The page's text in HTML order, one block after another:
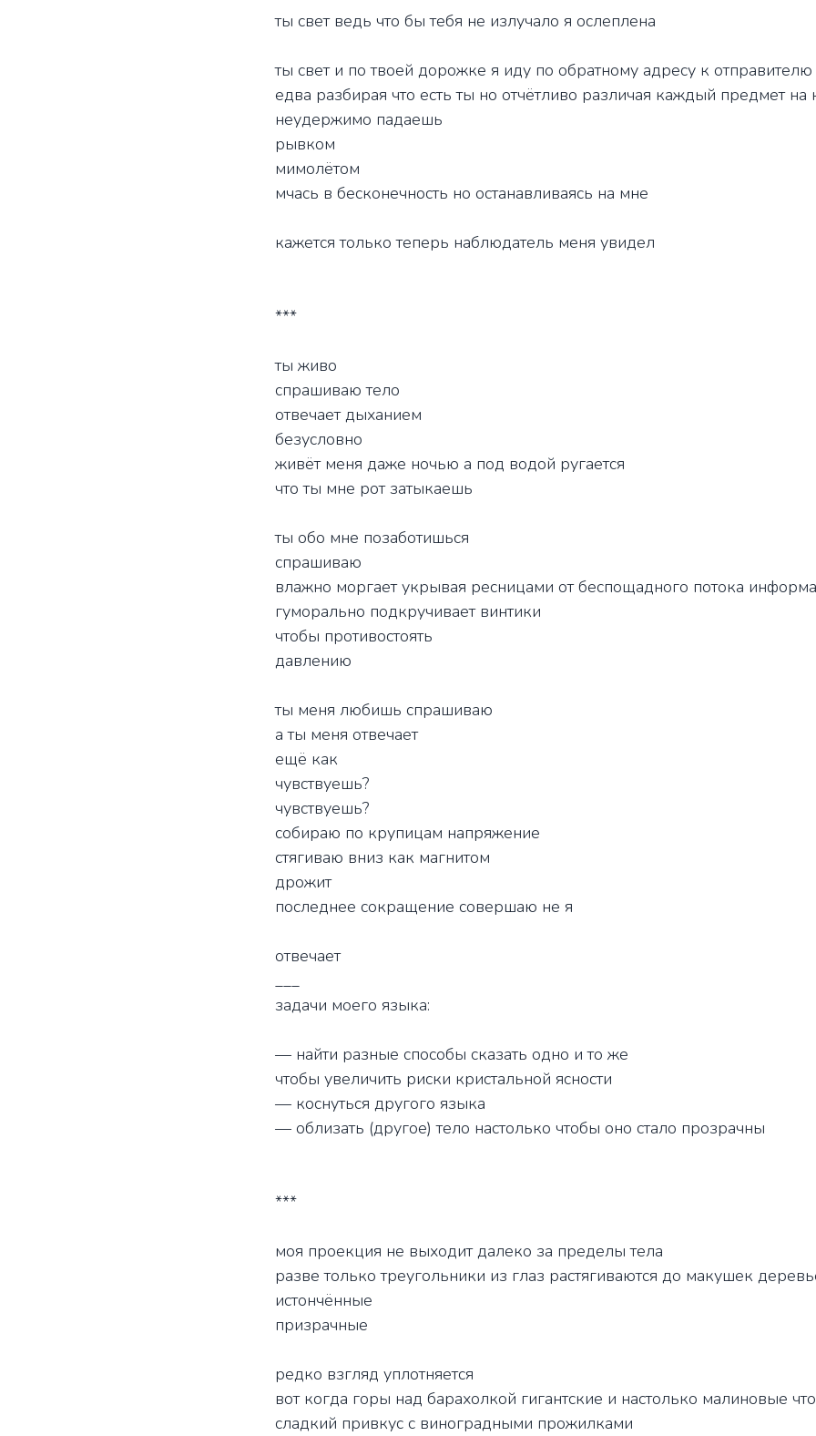
ты свет ведь что бы тебя не излучало я ослеплена
ты свет и по твоей дорожке я иду по обратному адресу к отправителю
едва разбирая что есть ты но отчётливо различая каждый предмет на
неудержимо падаешь
рывком
мимолётом
мчась в бесконечность но останавливаясь на мне
кажется только теперь наблюдатель меня увидел
***
ты живо
спрашиваю тело
отвечает дыханием
безусловно
живёт меня даже ночью а под водой ругается
что ты мне рот затыкаешь
ты обо мне позаботишься
спрашиваю
влажно моргает укрывая ресницами от беспощадного потока
гуморально подкручивает винтики
чтобы противостоять
давлению
ты меня любишь спрашиваю
а ты меня отвечает
ещё как
чувствуешь?
чувствуешь?
собираю по крупицам напряжение
стягиваю вниз как магнитом
дрожит
последнее сокращение совершаю не я
отвечает
___
задачи моего языка:
— найти разные способы сказать одно и то же
чтобы увеличить риски кристальной ясности
— коснуться другого языка
— облизать (другое) тело настолько чтобы оно стало прозрачны
***
моя проекция не выходит далеко за пределы тела
разве только треугольники из глаз растягиваются до макушек
истончённые
призрачные
редко взгляд уплотняется
вот когда горы над барахолкой гигантские и настолько малиновые
сладкий привкус с виноградными прожилками